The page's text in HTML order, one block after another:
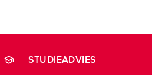
STUDIEADVIES